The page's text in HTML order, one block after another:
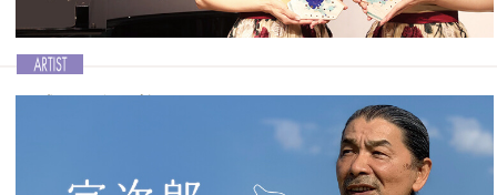
結成10周年を迎えたOcarinaと歌のユニット
2012年より国内外を問わず幅広く演奏活動を展開している、Ocarina
と歌の女性2人組ユニット「Blue Rose」が今年結成10周年を迎えまし